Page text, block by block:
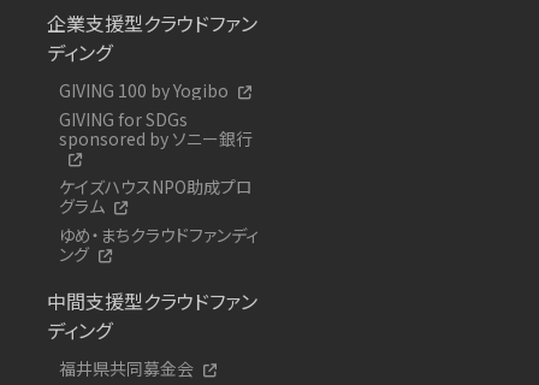
企業支援型クラウドファン
ディング
GIVING 100 by Yogibo
GIVING for SDGs
sponsored by ソニー銀行
ケイズハウスNPO助成プロ
グラム
ゆめ・まちクラウドファンディ
ング
中間支援型クラウドファン
ディング
福井県共同募金会